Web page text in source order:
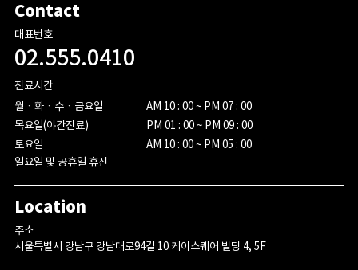
Contact
대표번호
02.555.0410
진료시간
월ㆍ화ㆍ수ㆍ금요일
목요일(야간진료)
토요일
AM 10 : 00 ~ PM 07 : 00
PM 01 : 00 ~ PM 09 : 00
AM 10 : 00 ~ PM 05 : 00
일요일 및 공휴일 휴진
Location
주소
서울특별시 강남구 강남대로94길 10 케이스퀘어 빌딩 4, 5F